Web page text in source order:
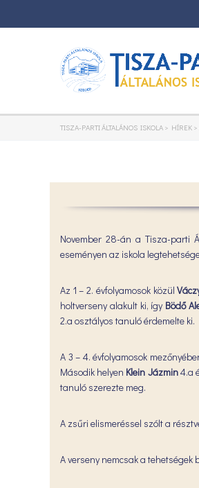
TISZA-PARTI ÁLTALÁNOS ISKOLA > HÍREK >
November 28-án a Tisza-parti
eseményen az iskola
Az 1 – 2. évfolyamosok közül
holtverseny alakult ki, így Bödő
2.a osztályos tanuló érdemelte ki.
A 3 – 4. évfolyamosok
Második helyen Klein Jázmin4.a
tanuló szerezte meg.
A zsűri elismeréssel szólt a
A verseny nemcsak a